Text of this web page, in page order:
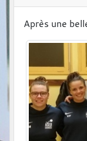
Après une